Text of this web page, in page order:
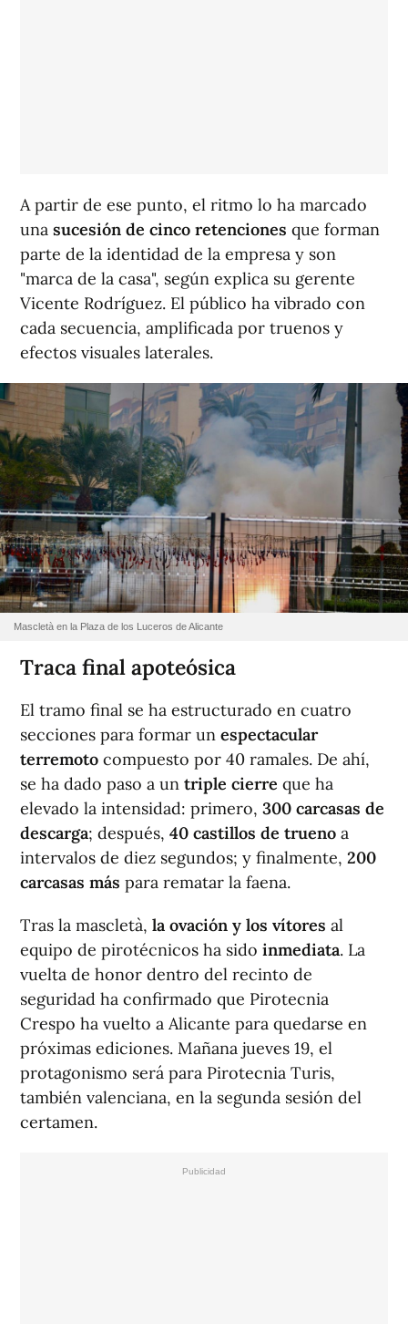
A partir de ese punto, el ritmo lo ha marcado
una sucesión de cinco retenciones que forman
parte de la identidad de la empresa y son
"marca de la casa", según explica su gerente
Vicente Rodríguez. El público ha vibrado con
cada secuencia, amplificada por truenos y
efectos visuales laterales.
Mascletà en la Plaza de los Luceros de Alicante
Traca final apoteósica
El tramo final se ha estructurado en cuatro
secciones para formar un espectacular
terremoto compuesto por 40 ramales. De ahí,
se ha dado paso a un triple cierre que ha
elevado la intensidad: primero, 300 carcasas de
descarga; después, 40 castillos de trueno a
intervalos de diez segundos; y finalmente, 200
carcasas más para rematar la faena.
Tras la mascletà, la ovación y los vítores al
equipo de pirotécnicos ha sido inmediata. La
vuelta de honor dentro del recinto de
seguridad ha confirmado que Pirotecnia
Crespo ha vuelto a Alicante para quedarse en
próximas ediciones. Mañana jueves 19, el
protagonismo será para Pirotecnia Turis,
también valenciana, en la segunda sesión del
certamen.